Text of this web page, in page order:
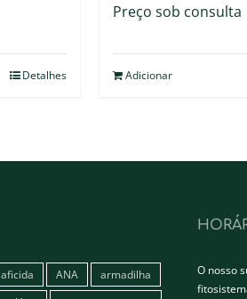
Detalhes
Preço sob consulta
Adicionar
aficida ANA
armadilha
O nosso